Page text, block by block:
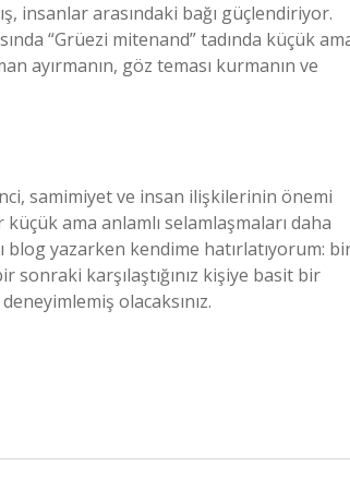
insanlar arasındaki bağı güçlendiriyor.
“Grüezi mitenand” tadında küçük
ayırmanın, göz teması kurmanın ve
samimiyet ve insan ilişkilerinin önemi
ama anlamlı selamlaşmaları daha
blog yazarken kendime hatırlatıyorum:
karşılaştığınız kişiye basit bir
olacaksınız.